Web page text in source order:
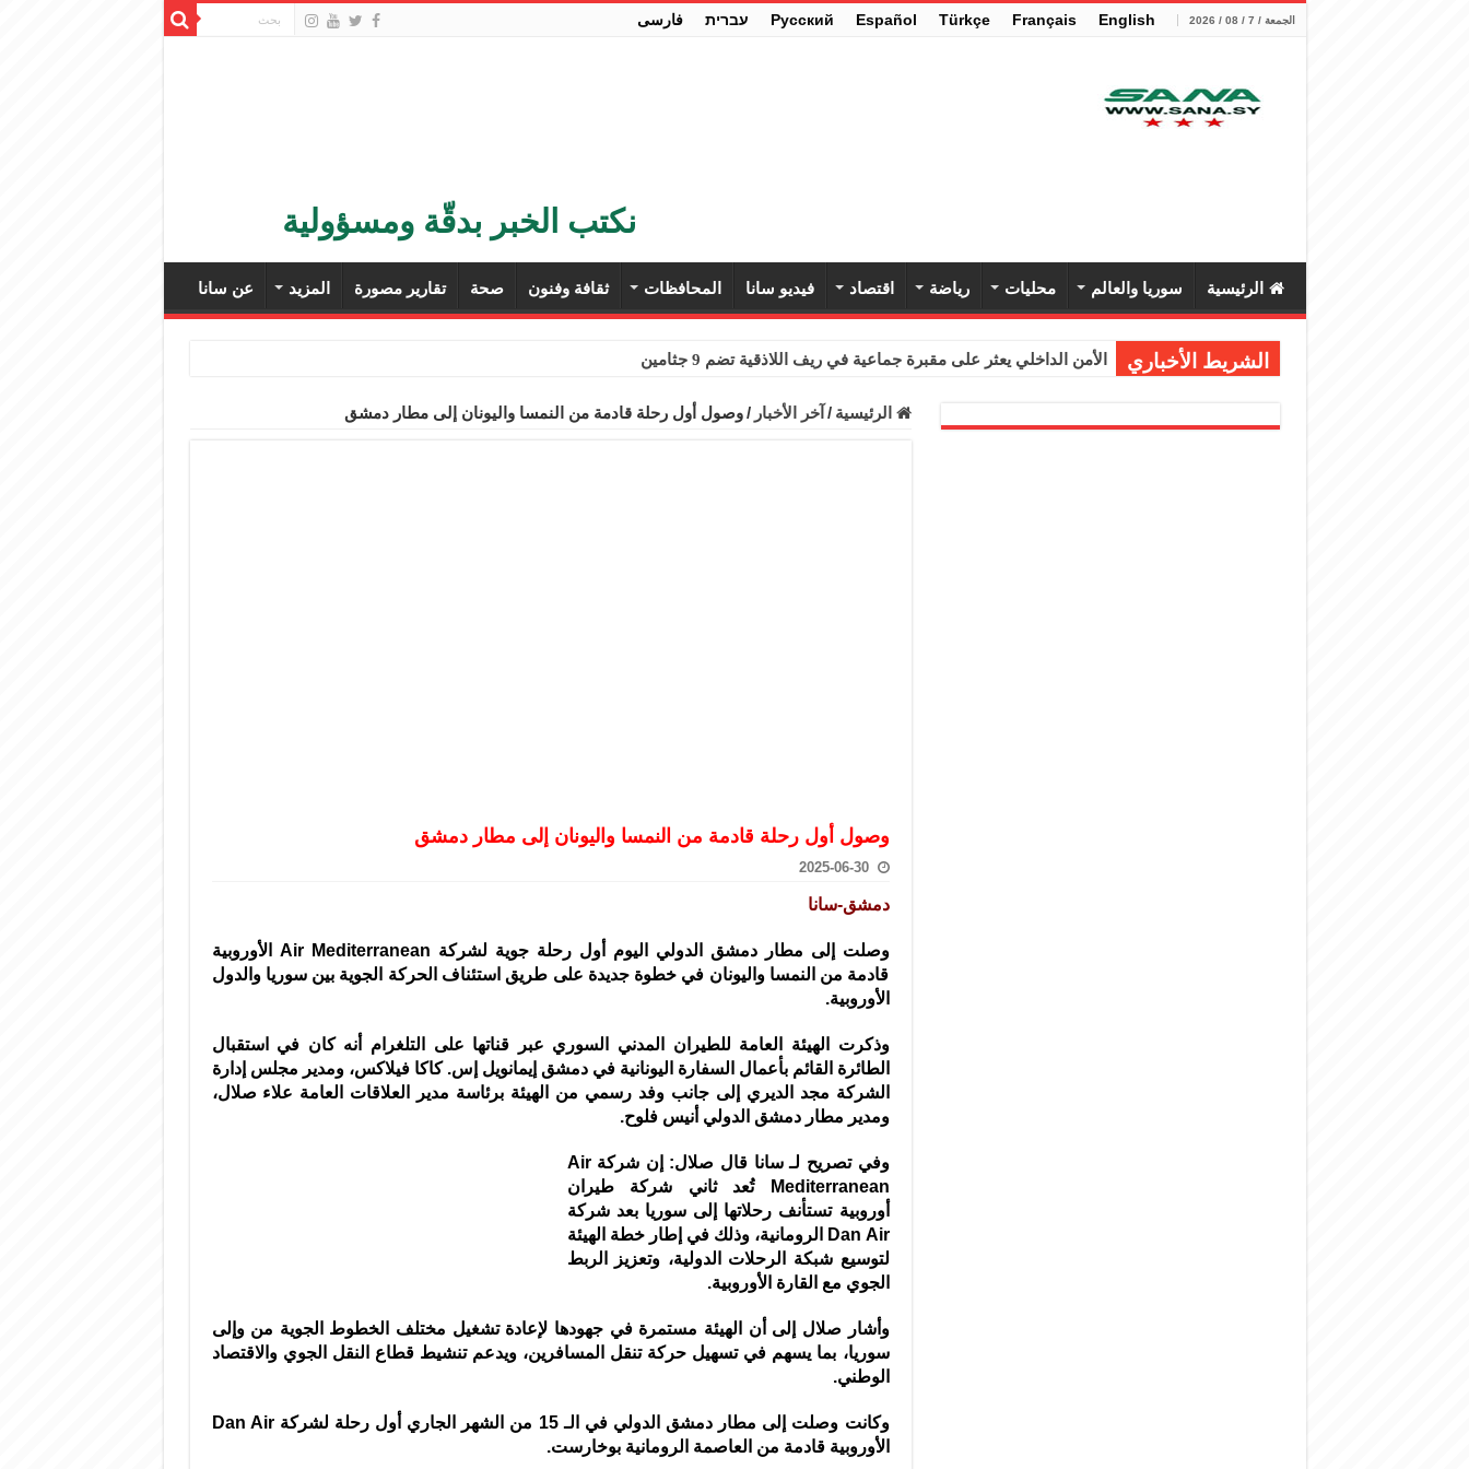
الجمعة / 7 / 08 / 2026 English
Français
Türkçe
Español
Pусский עברית فارسی
نكتب الخبر بدقّة ومسؤولية
الرئيسية سوريا والعالم محليات رياضة اقتصاد فيديو سانا المحافظات ثقافة وفنون صحة تقارير مصورة المزيد عن سانا
الشريط الأخباري الأمن الداخلي يعثر على مقبرة جماعية في ريف اللاذقية تضم 9 جثامين
برنية: مرسوم بإعفاء مستهلكي الكهرباء المنزلية والتجارية والصناعية من الرسوم
الرئيسية / آخر الأخبار / وصول أول رحلة قادمة من النمسا واليونان إلى مطار دمشق
وصول أول رحلة قادمة من النمسا واليونان إلى مطار دمشق
2025-06-30
دمشق-سانا
وصلت إلى مطار دمشق الدولي اليوم أول رحلة جوية لشركة Air Mediterranean الأوروبية
قادمة من النمسا واليونان في خطوة جديدة على طريق استئناف الحركة الجوية بين سوريا والدول
الأوروبية.
وذكرت الهيئة العامة للطيران المدني السوري عبر قناتها على التلغرام أنه كان في استقبال
الطائرة القائم بأعمال السفارة اليونانية في دمشق إيمانويل إس. كاكا فيلاكس، ومدير مجلس إدارة
الشركة مجد الديري إلى جانب وفد رسمي من الهيئة برئاسة مدير العلاقات العامة علاء صلال،
ومدير مطار دمشق الدولي أنيس فلوح.
وفي تصريح لـ سانا قال صلال: إن شركة Air
Mediterranean تُعد ثاني شركة طيران
أوروبية تستأنف رحلاتها إلى سوريا بعد شركة
Dan Air الرومانية، وذلك في إطار خطة الهيئة
لتوسيع شبكة الرحلات الدولية، وتعزيز الربط
الجوي مع القارة الأوروبية.
وأشار صلال إلى أن الهيئة مستمرة في جهودها لإعادة تشغيل مختلف الخطوط الجوية من وإلى
سوريا، بما يسهم في تسهيل حركة تنقل المسافرين، ويدعم تنشيط قطاع النقل الجوي والاقتصاد
الوطني.
وكانت وصلت إلى مطار دمشق الدولي في الـ 15 من الشهر الجاري أول رحلة لشركة Dan Air
الأوروبية قادمة من العاصمة الرومانية بوخارست.